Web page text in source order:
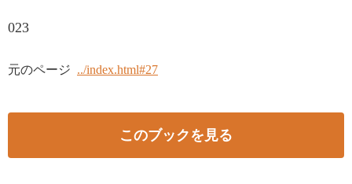
023
元のページ ../index.html#27
このブックを見る